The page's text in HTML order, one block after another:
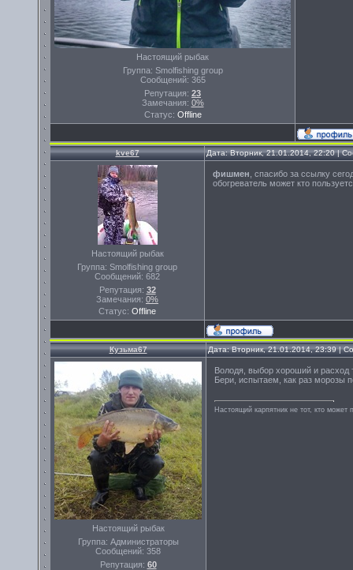
Настоящий рыбак
Группа: Smolfishing group
Сообщений: 365
Репутация: 23
Замечания: 0%
Статус: Offline
kve67 Дата: Вторник, 21.01.2014, 22:20 |
Настоящий рыбак
Группа: Smolfishing group
Сообщений: 682
Репутация: 32
Замечания: 0%
Статус: Offline
фишмен , спасибо за ссылку
обогреватель может кто
Кузьма67 Дата: Вторник, 21.01.2014, 23:39 |
Настоящий рыбак
Группа: Администраторы
Сообщений: 358
Репутация: 60
Володя, выбор хороший и
Бери, испытаем, как раз морозы
Настоящий карпятник не тот, кто